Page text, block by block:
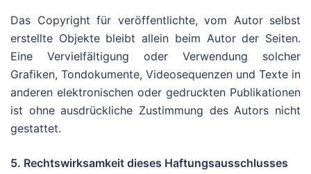
Das Copyright für veröffentlichte, vom Autor selbst
erstellte Objekte bleibt allein beim Autor der Seiten.
Eine Vervielfältigung oder Verwendung solcher
Grafiken, Tondokumente, Videosequenzen und Texte in
anderen elektronischen oder gedruckten Publikationen
ist ohne ausdrückliche Zustimmung des Autors nicht
gestattet.
5. Rechtswirksamkeit dieses Haftungsausschlusses